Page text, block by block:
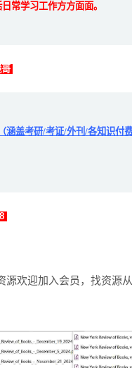
常学习工作方方面面。
哥
涵盖考研/考证/外刊/各知识付
源欢迎加入会员，找资源